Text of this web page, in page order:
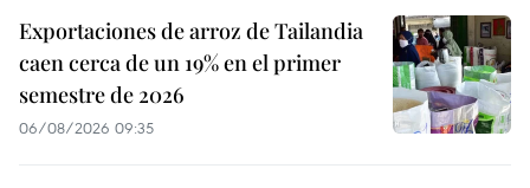
Exportaciones de arroz de Tailandia
caen cerca de un 19% en el primer
semestre de 2026
06/08/2026 09:35